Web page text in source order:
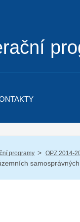
programy / OPZ 2014-